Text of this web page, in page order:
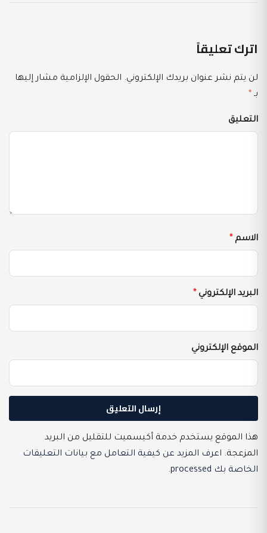
اترك تعليقاً
لن يتم نشر عنوان بريدك الإلكتروني. الحقول الإلزامية مشار إليها
بـ *
التعليق
الاسم*
البريد الإلكتروني*
الموقع الإلكتروني
هذا الموقع يستخدم خدمة أكيسميت للتقليل من البريد
المزعجة. اعرف المزيد عن كيفية التعامل مع بيانات التعليقات
الخاصة بك processed
.